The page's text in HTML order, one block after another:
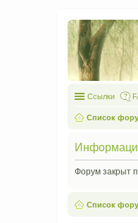
Ссылки
Список
Форум закрыт
Список